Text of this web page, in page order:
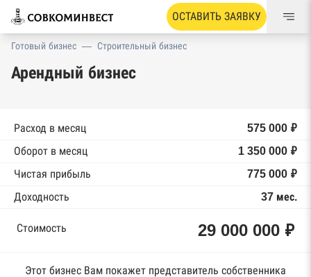
ОСТАВИТЬ ЗАЯВКУ
Готовый бизнес — Строительный бизнес
Арендный бизнес
Расход в месяц
575 000 ₽
Оборот в месяц
1 350 000 ₽
Чистая прибыль
775 000 ₽
Доходность
37 мес.
Стоимость 29 000 000 ₽
Этот бизнес Вам покажет представитель собственника